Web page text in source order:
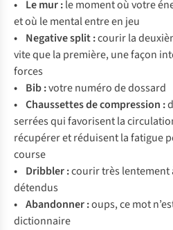
• Le mur :le moment où votre
et où le mental entre en jeu
• Negative split :courir la
vite que la première, une façon
forces
• Bib :votre numéro de dossard
• Chaussettes de compression :
serrées qui favorisent la
récupérer et réduisent la fatigue
course
• Dribbler :courir très lentement
détendus
• Abandonner :oups, ce mot
dictionnaire